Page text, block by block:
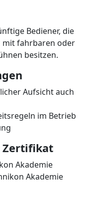
Bediener, die
mit fahrbaren oder
besitzen.
Aufsicht auch
im Betrieb
Zertifikat
Akademie
Akademie